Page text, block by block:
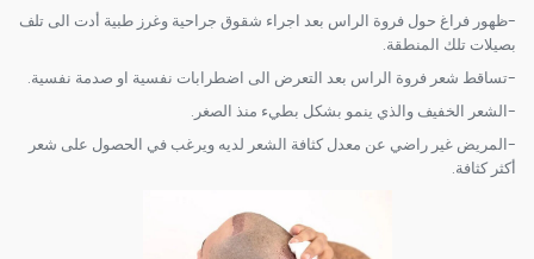
-ظهور فراغ حول فروة الراس بعد اجراء شقوق جراحية وغرز طبية أدت الى تلف
بصيلات تلك المنطقة.
-تساقط شعر فروة الراس بعد التعرض الى اضطرابات نفسية او صدمة نفسية.
-الشعر الخفيف والذي ينمو بشكل بطيء منذ الصغر.
-المريض غير راضي عن معدل كثافة الشعر لديه ويرغب في الحصول على شعر
أكثر كثافة.